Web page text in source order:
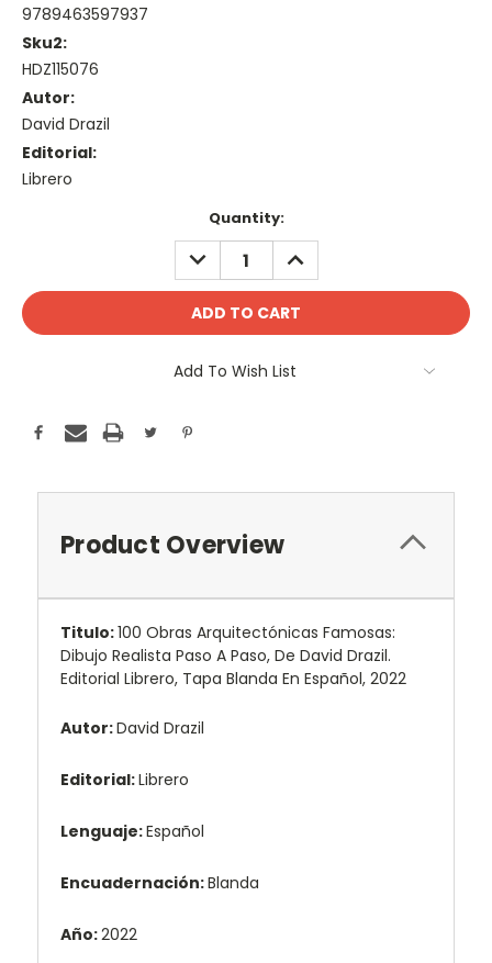
9789463597937
Sku2:
HDZ115076
Autor:
David Drazil
Editorial:
Librero
Quantity:
DECREASE
QUANTITY:
INCREASE
QUANTITY:
Add To Wish List
Product Overview
Titulo:100 Obras Arquitectónicas Famosas:
Dibujo Realista Paso A Paso, De David Drazil.
Editorial Librero, Tapa Blanda En Español, 2022
Autor:David Drazil
Editorial:Librero
Lenguaje:Español
Encuadernación:Blanda
Año:2022